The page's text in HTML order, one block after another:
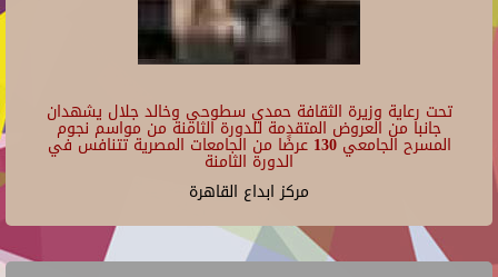
تحت رعاية وزيرة الثقافة حمدي سطوحي وخالد جلال يشهدان
جانبا من العروض المتقدمة للدورة الثامنة من مواسم نجوم
المسرح الجامعي 130 عرضًا من الجامعات المصرية تتنافس في
الدورة الثامنة
مركز ابداع القاهرة